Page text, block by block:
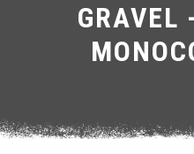
GRAVEL